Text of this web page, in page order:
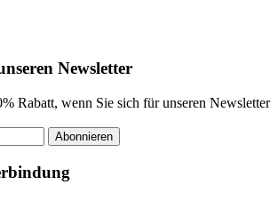
Newsletter
Rabatt, wenn Sie sich für unseren Newsletter
Abonnieren